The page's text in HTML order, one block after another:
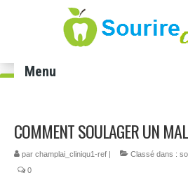
Menu
Soins dentaires
COMMENT SOULAGER UN
par champlai_cliniqu1-ref | Classé dans :
0